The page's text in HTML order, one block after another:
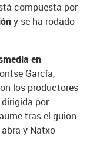
compuesta por
y se ha rodado
en
García,
los productores
por
tras el guion
y Natxo